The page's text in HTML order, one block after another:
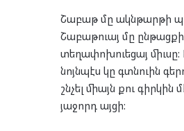
Շաբաթ մը ակնթարթի
Շաբաթուայ մը
տեղափոխուեցայ միւսը:
նոյնպէս կը գտնուին
շնչել միայն քու
յաջորդ այցի: